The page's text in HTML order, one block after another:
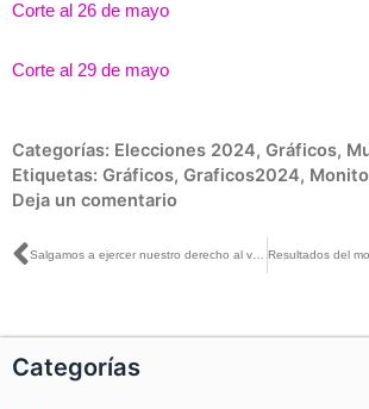
Corte al 26 de mayo
Corte al 29 de mayo
Categorías: Elecciones 2024, Gráficos,
Etiquetas: Gráficos, Graficos2024,
Deja un comentario
Ant Salgamos a ejercer nuestro derecho al voto en paz y en orden social: Claudia Zavala con Juan Carlos Barajas
Categorías